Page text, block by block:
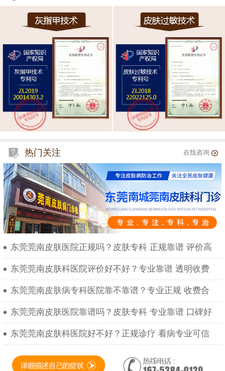
热门关注 在线咨询
东莞莞南皮肤医院正规吗？皮肤专科 正规靠谱 评价高
东莞莞南皮肤科医院评价好不好？专业靠谱 透明收费
东莞莞南皮肤病专科医院靠不靠谱？专业正规 收费合
东莞莞南皮肤医院靠谱吗？皮肤专科 专业靠谱 口碑好
东莞莞南皮肤科医院好不好？正规诊疗 看病专业可信